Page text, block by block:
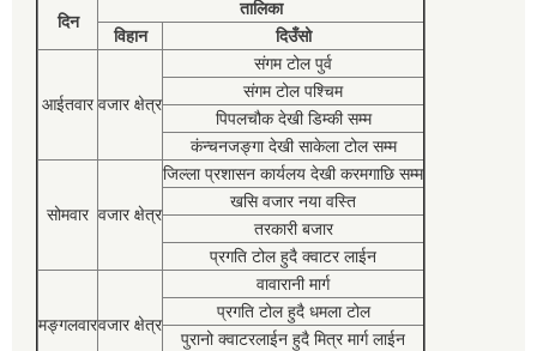
दिन
तालिका
विहान
दिउँसो
आईतवार वजार क्षेत्र
संगम टोल पुर्व
संगम टोल पश्चिम
पिपलचौक देखी डिम्की सम्म
कंन्चनजङ्गा देखी साकेला टोल सम्म
सोमवार वजार क्षेत्र
जिल्ला प्रशासन कार्यलय देखी करमगाछि सम्म
खसि वजार नया वस्ति
तरकारी बजार
प्रगति टोल हुदै क्वाटर लाईन
मङ्गलवारवजार क्षेत्र
वावारानी मार्ग
प्रगति टोल हुदै धमला टोल
पुरानो क्वाटरलाईन हुदै मित्र मार्ग लाईन